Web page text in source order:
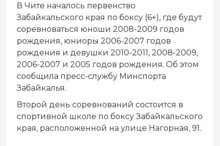
В Чите началось первенство
Забайкальского края по боксу (6+), где будут
соревноваться юноши 2008-2009 годов
рождения, юниоры 2006-2007 годов
рождения и девушки 2010-2011, 2008-2009,
2006-2007 и 2005 годов рождения. Об этом
сообщила пресс-службу Минспорта
Забайкалья.
Второй день соревнований состоится в
спортивной школе по боксу Забайкальского
края, расположенной на улице Нагорная, 91.